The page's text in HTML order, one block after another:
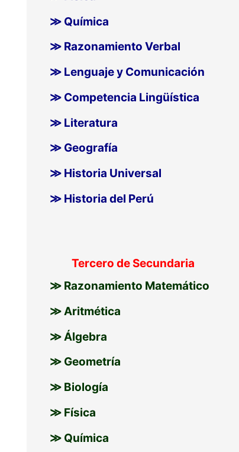
≫ Química
≫ Razonamiento Verbal
≫ Lenguaje y Comunicación
≫ Competencia Lingüística
≫ Literatura
≫ Geografía
≫ Historia Universal
≫ Historia del Perú
Tercero de Secundaria
≫ Razonamiento Matemático
≫ Aritmética
≫ Álgebra
≫ Geometría
≫ Biología
≫ Física
≫ Química